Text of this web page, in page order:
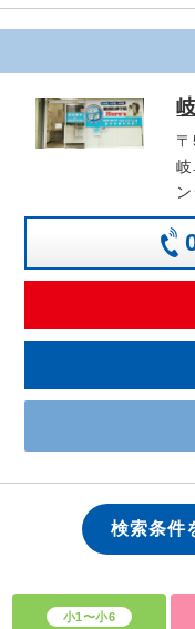
検索条件
小1〜小6